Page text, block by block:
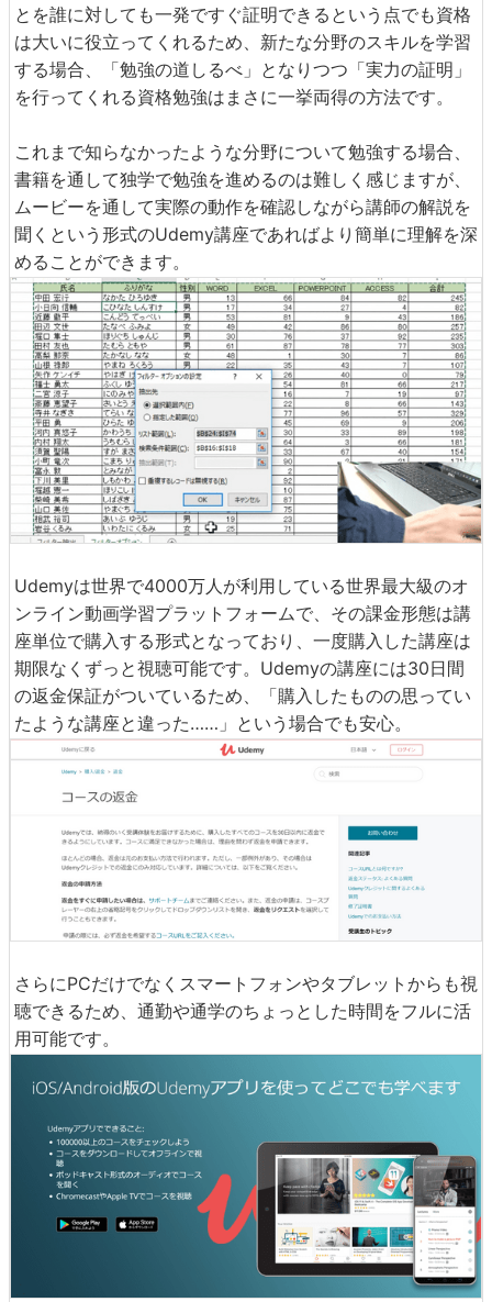
とを誰に対しても一発ですぐ証明できるという点でも資格
は大いに役立ってくれるため、新たな分野のスキルを学習
する場合、「勉強の道しるべ」となりつつ「実力の証明」
を行ってくれる資格勉強はまさに一挙両得の方法です。
これまで知らなかったような分野について勉強する場合、
書籍を通して独学で勉強を進めるのは難しく感じますが、
ムービーを通して実際の動作を確認しながら講師の解説を
聞くという形式のUdemy講座であればより簡単に理解を深
めることができます。
Udemyは世界で4000万人が利用している世界最大級のオ
ンライン動画学習プラットフォームで、その課金形態は講
座単位で購入する形式となっており、一度購入した講座は
期限なくずっと視聴可能です。Udemyの講座には30日間
の返金保証がついているため、「購入したものの思ってい
たような講座と違った……」という場合でも安心。
さらにPCだけでなくスマートフォンやタブレットからも視
聴できるため、通勤や通学のちょっとした時間をフルに活
用可能です。